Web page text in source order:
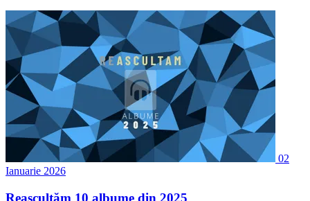
02
Ianuarie 2026
Reascultăm 10 albume din 2025